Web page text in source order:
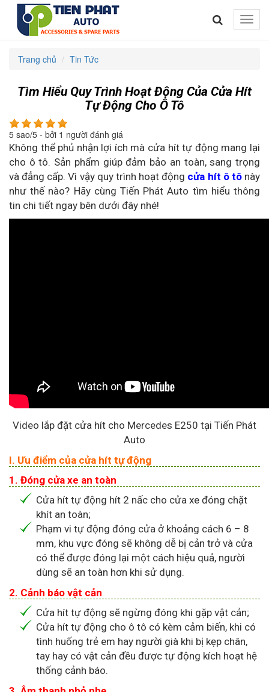
Toggle
Trang chủ Tin Tức
Tìm Hiểu Quy Trình Hoạt Động Của Cửa Hít
Tự Động Cho Ô Tô
5 sao/5 - bởi 1 người đánh giá
Không thể phủ nhận lợi ích mà cửa hít tự động mang lại
cho ô tô. Sản phẩm giúp đảm bảo an toàn, sang trọng
và đẳng cấp. Vì vậy quy trình hoạt động cửa hít ô tônày
như thế nào? Hãy cùng Tiến Phát Auto tìm hiểu thông
tin chi tiết ngay bên dưới đây nhé!
Video lắp đặt cửa hít cho Mercedes E250 tại Tiến Phát
Auto
I. Ưu điểm của cửa hít tự động
1. Đóng cửa xe an toàn
Cửa hít tự động hít 2 nấc cho cửa xe đóng chặt
khít an toàn;
Phạm vi tự động đóng cửa ở khoảng cách 6 – 8
mm, khu vực đóng sẽ không dễ bị cản trở và cửa
có thể được đóng lại một cách hiệu quả, người
dùng sẽ an toàn hơn khi sử dụng.
2. Cảnh báo vật cản
Cửa hít tự động sẽ ngừng đóng khi gặp vật cản;
Cửa hít tự động cho ô tô có kèm cảm biến, khi có
tình huống trẻ em hay người già khi bị kẹp chân,
tay hay có vật cản đều được tự động kích hoạt hệ
thống cảnh báo.